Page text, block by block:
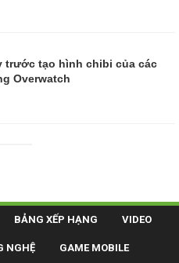
trước tạo hình chibi của các
Overwatch
BẢNG XẾP HẠNG VIDEO
NGHỆ GAME MOBILE